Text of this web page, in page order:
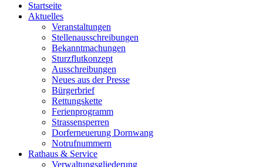
Startseite
Aktuelles
Veranstaltungen
Stellenausschreibungen
Bekanntmachungen
Sturzflutkonzept
Ausschreibungen
Neues aus der Presse
Bürgerbrief
Rettungskette
Ferienprogramm
Strassensperren
Dorferneuerung Dornwang
Notrufnummern
Rathaus & Service
Verwaltungsgliederung